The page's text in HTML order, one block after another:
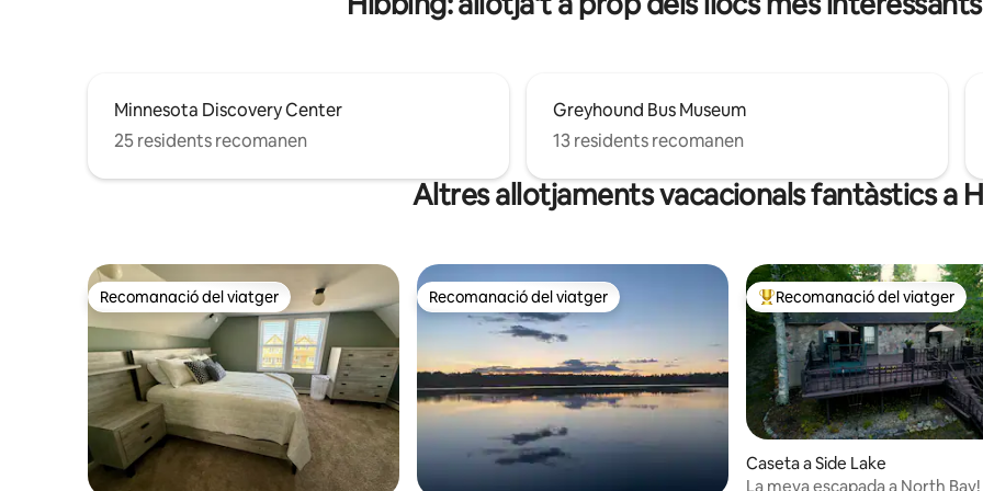
Minnesota Discovery Center
25 residents recomanen
Greyhound Bus Museum
13 residents recomanen
Altres allotjaments vacacionals fantàstics a
Recomanació del viatger
Recomanació del viatger Recomanació del viatger
Recomanació del viatger Principals recomanacions dels
Recomanació del viatger
Caseta a Side Lake
La meva escapada a North